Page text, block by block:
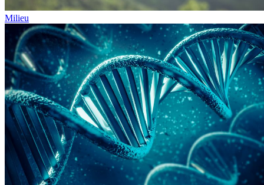
Milieu